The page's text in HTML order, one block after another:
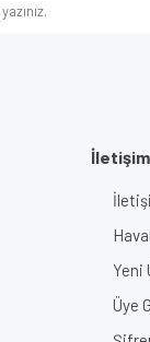
İletişim
Yeni
Üye